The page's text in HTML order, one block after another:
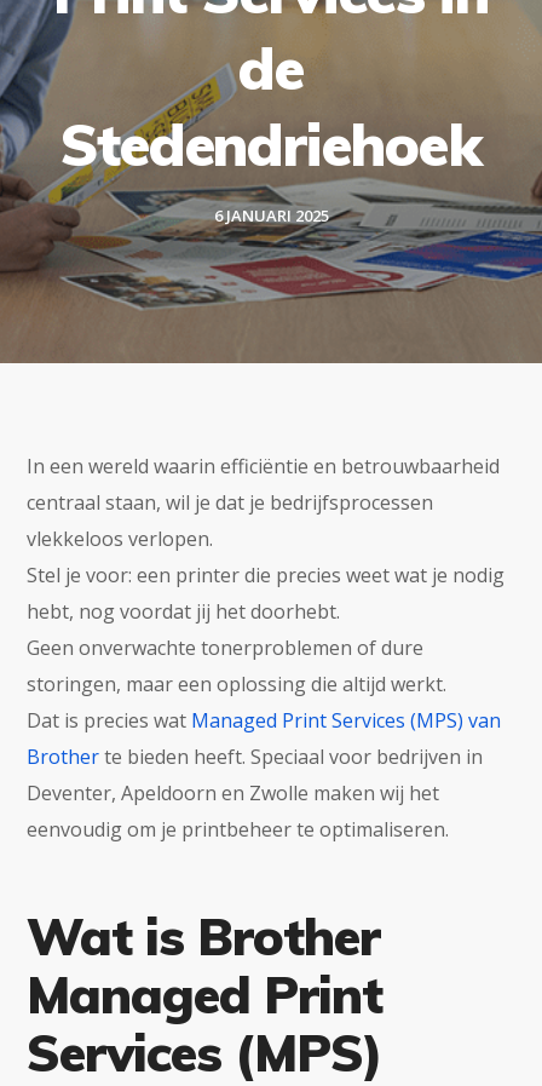
de
Stedendriehoek
6 JANUARI 2025
In een wereld waarin efficiëntie en betrouwbaarheid
centraal staan, wil je dat je bedrijfsprocessen
vlekkeloos verlopen.
Stel je voor: een printer die precies weet wat je nodig
hebt, nog voordat jij het doorhebt.
Geen onverwachte tonerproblemen of dure
storingen, maar een oplossing die altijd werkt.
Dat is precies wat Managed Print Services (MPS) van
Brotherte bieden heeft. Speciaal voor bedrijven in
Deventer, Apeldoorn en Zwolle maken wij het
eenvoudig om je printbeheer te optimaliseren.
Wat is Brother
Managed Print
Services (MPS)